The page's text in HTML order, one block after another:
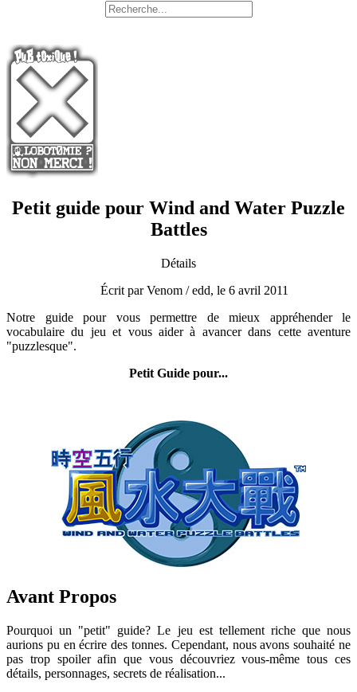
Petit guide pour Wind and Water Puzzle
Battles
Détails
Écrit par Venom / edd, le 6 avril 2011
Notre guide pour vous permettre de mieux appréhender le
vocabulaire du jeu et vous aider à avancer dans cette aventure
"puzzlesque".
Petit Guide pour...
Avant Propos
Pourquoi un "petit" guide? Le jeu est tellement riche que nous
aurions pu en écrire des tonnes. Cependant, nous avons souhaité ne
pas trop spoiler afin que vous découvriez vous-même tous ces
détails, personnages, secrets de réalisation...